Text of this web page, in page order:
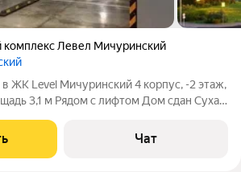
комплекс Левел Мичуринский
в ЖК Level Мичуринский 4 корпус, -2 этаж,
3,1 м Рядом с лифтом Дом сдан Сухая,
колясок, велосипедов. Собственник!
Чат